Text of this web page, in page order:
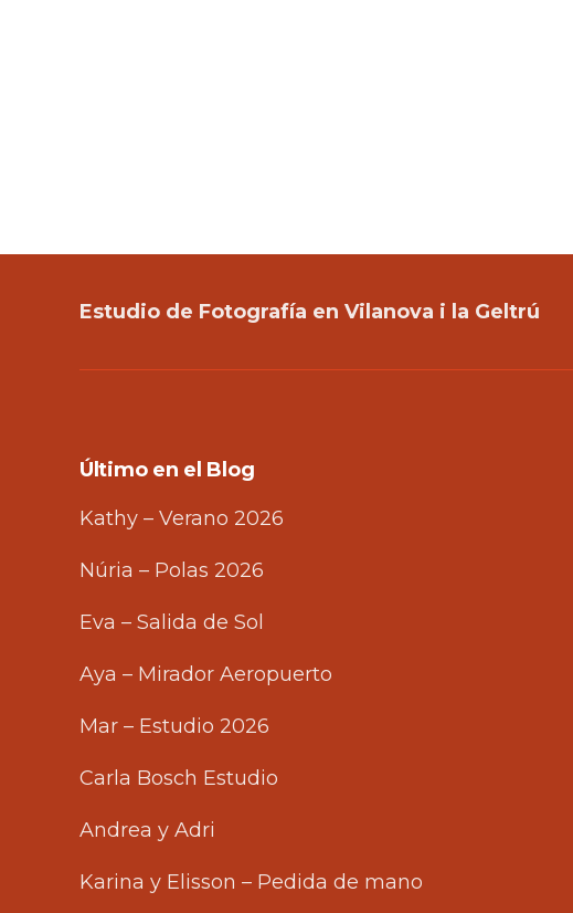
Estudio de Fotografía en Vilanova i la Geltrú
Último en el Blog
Kathy – Verano 2026
Núria – Polas 2026
Eva – Salida de Sol
Aya – Mirador Aeropuerto
Mar – Estudio 2026
Carla Bosch Estudio
Andrea y Adri
Karina y Elisson – Pedida de mano